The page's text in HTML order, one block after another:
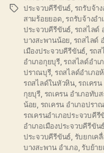
Tagsประจวบคีรีขันธ์, รถรับจ้า
สามร้อยยอด, รถรับจ้างอ
ประจวบคีรีขันธ์, รถสไลด์
บางสะพานน้อย, รถสไลด์
เมืองประจวบคีรีขันธ์, รถส
อำเภอกุยบุรี, รถสไลด์อำเ
ปราณบุรี, รถสไลด์อำเภอ
รถสไลด์ในหัวหิน, รถเคร
กุยบุรี, รถเครน อำเภอทับ
น้อย, รถเครน อำเภอปรา
รถเครนอำเภอประจวบคีรี
อำเภอเมืองประจวบคีรีขัน
ประจวบคีรีขันธ์, รับยกเค
บางสะพาน อำเภอ, รับย้าย